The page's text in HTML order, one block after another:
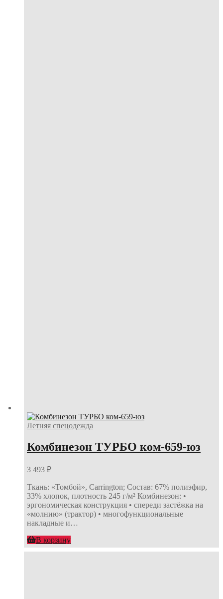
Летняя спецодежда
Комбинезон ТУРБО ком-659-юз
3 493 ₽
Ткань: «Томбой», Carrington; Состав: 67% полиэфир,
33% хлопок, плотность 245 г/м² Комбинезон: •
эргономическая конструкция • спереди застёжка на
«молнию» (трактор) • многофункциональные
накладные и…
В корзину